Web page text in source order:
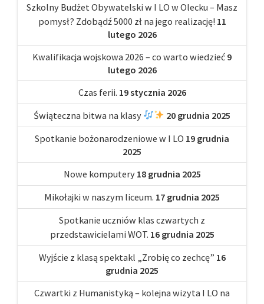
Szkolny Budżet Obywatelski w I LO w Olecku – Masz
pomysł? Zdobądź 5000 zł na jego realizację! 11
lutego 2026
Kwalifikacja wojskowa 2026 – co warto wiedzieć 9
lutego 2026
Czas ferii. 19 stycznia 2026
Świąteczna bitwa na klasy
20 grudnia 2025
Spotkanie bożonarodzeniowe w I LO 19 grudnia
2025
Nowe komputery 18 grudnia 2025
Mikołajki w naszym liceum. 17 grudnia 2025
Spotkanie uczniów klas czwartych z
przedstawicielami WOT. 16 grudnia 2025
Wyjście z klasą spektakl „Zrobię co zechcę” 16
grudnia 2025
Czwartki z Humanistyką – kolejna wizyta I LO na